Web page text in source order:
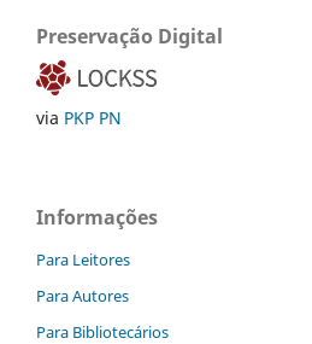
Preservação Digital
via PKP PN
Informações
Para Leitores
Para Autores
Para Bibliotecários